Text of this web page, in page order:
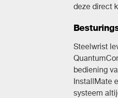
deze direct
Steelwrist
bediening
InstallMate
systeem